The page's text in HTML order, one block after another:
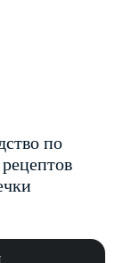
по